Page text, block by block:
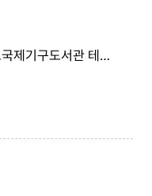
2026년 1분기 송도국제기구도서관 테마도서전